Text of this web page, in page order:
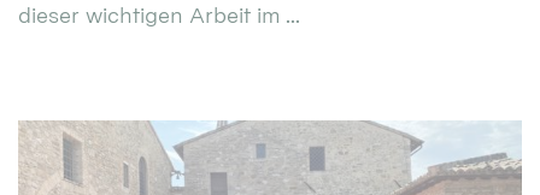
dieser wichtigen Arbeit im ...